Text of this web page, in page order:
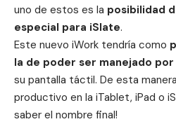
uno de estos es la posibilidad
especial para iSlate.
Este nuevo iWork tendría como
la de poder ser manejado
su pantalla táctil. De esta
productivo en la iTablet, iPad o
saber el nombre final!